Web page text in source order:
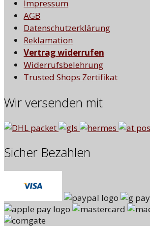
Impressum
AGB
Datenschutzerklärung
Reklamation
Vertrag widerrufen
Widerrufsbelehrung
Trusted Shops Zertifikat
Wir versenden mit
Sicher Bezahlen